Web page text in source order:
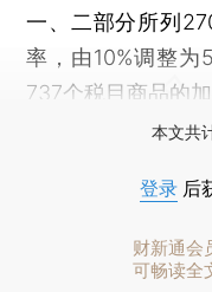
一、二部分所列
率，由10%调整为
737个税目商品的
本文共
登录 后
财新通会
可畅读全